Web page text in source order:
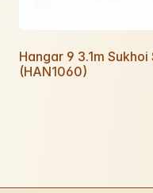
Hangar 9 3.1m
(HAN1060)